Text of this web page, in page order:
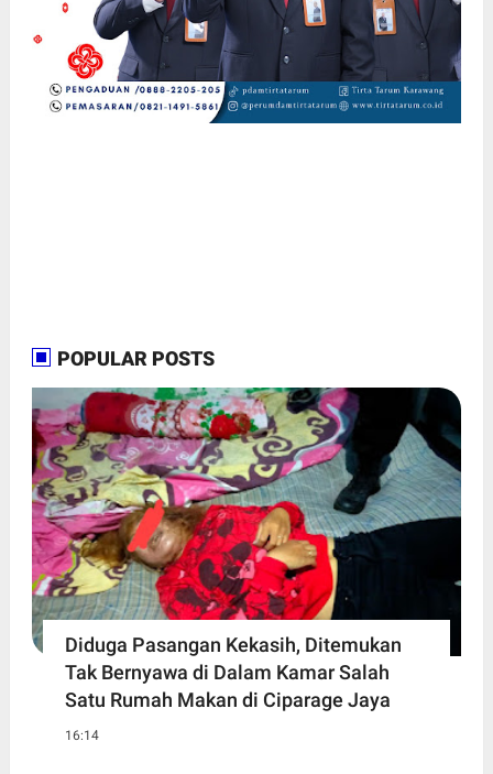
POPULAR POSTS
Diduga Pasangan Kekasih, Ditemukan
Tak Bernyawa di Dalam Kamar Salah
Satu Rumah Makan di Ciparage Jaya
16:14